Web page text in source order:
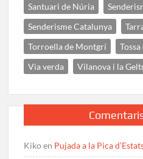
Santuari de Núria
Senderisme Catalunya
Torroella de Montgrí
Via verda
Vilanova i la
Kikoen Pujada a la Pica